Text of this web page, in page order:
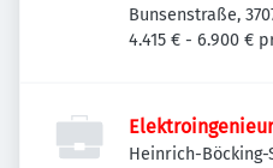
Bunsenstraße,
4.415 € - 6.900 €
Heinrich-Böcking-